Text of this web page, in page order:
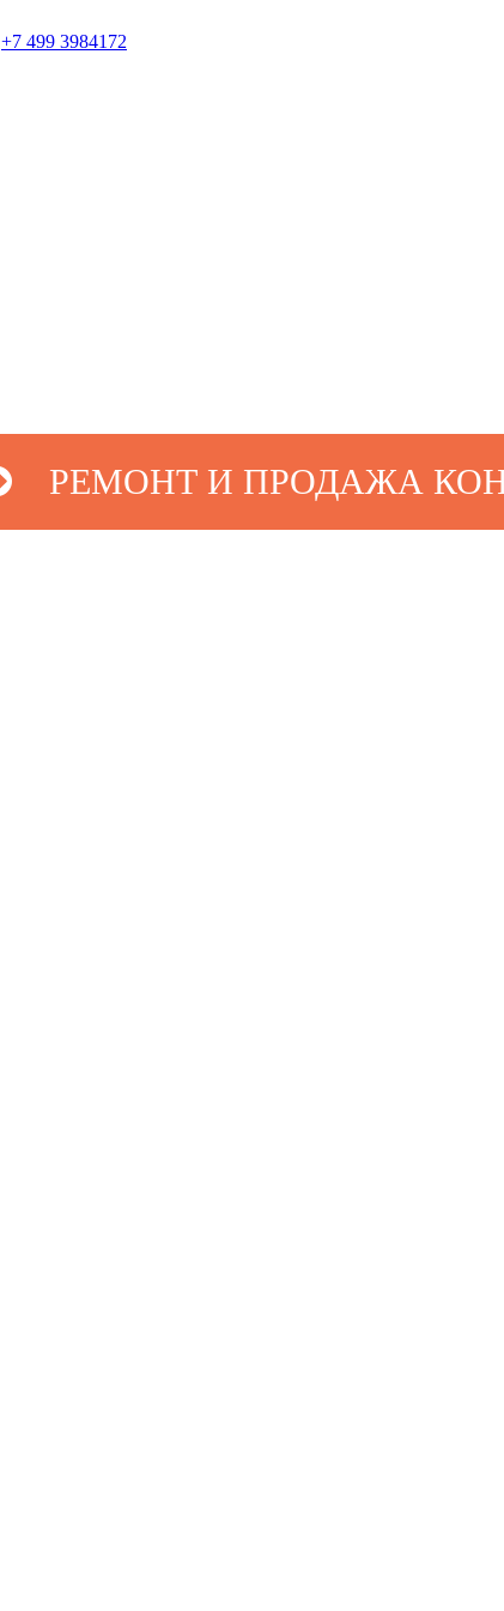
+7 499 3984172
РЕМОНТ И ПРОДАЖА